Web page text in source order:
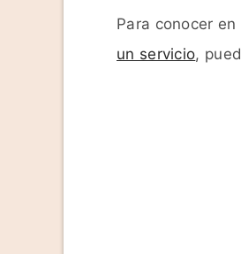
Para conocer
un servicio,